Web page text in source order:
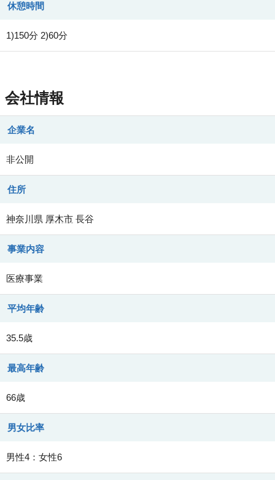
休憩時間
1)150分 2)60分
会社情報
企業名
非公開
住所
神奈川県 厚木市 長谷
事業内容
医療事業
平均年齢
35.5歳
最高年齢
66歳
男女比率
男性4：女性6